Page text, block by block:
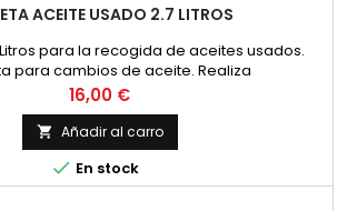
ACEITE USADO 2.7 LITROS
para la recogida de aceites usados.
para cambios de aceite. Realiza
Precio
16,00 €
 Añadir al carro
 En stock